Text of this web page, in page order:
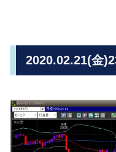
2020.02.21(金